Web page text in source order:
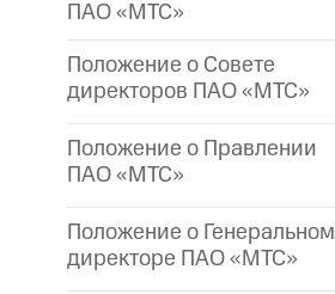
ПАО «МТС»
Положение о Совете
директоров ПАО «МТС»
Положение о Правлении
ПАО «МТС»
Положение о Генеральном
директоре ПАО «МТС»